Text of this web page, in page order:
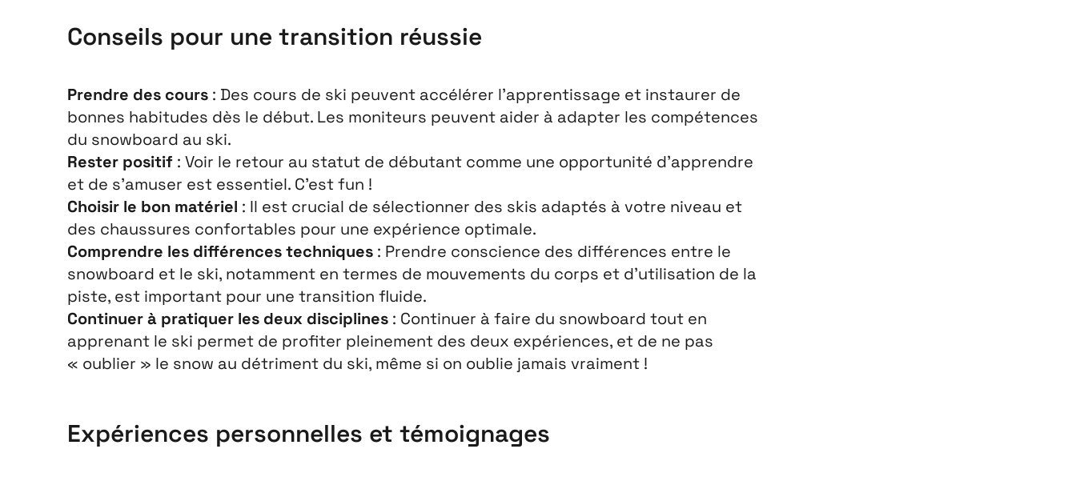
Conseils pour une transition réussie
Prendre des cours : Des cours de ski peuvent accélérer l’apprentissage et instaurer de
bonnes habitudes dès le début. Les moniteurs peuvent aider à adapter les compétences
du snowboard au ski.
Rester positif : Voir le retour au statut de débutant comme une opportunité d’apprendre
et de s’amuser est essentiel. C’est fun !
Choisir le bon matériel : Il est crucial de sélectionner des skis adaptés à votre niveau et
des chaussures confortables pour une expérience optimale.
Comprendre les différences techniques : Prendre conscience des différences entre le
snowboard et le ski, notamment en termes de mouvements du corps et d’utilisation de la
piste, est important pour une transition fluide.
Continuer à pratiquer les deux disciplines : Continuer à faire du snowboard tout en
apprenant le ski permet de profiter pleinement des deux expériences, et de ne pas
« oublier » le snow au détriment du ski, même si on oublie jamais vraiment !
Expériences personnelles et témoignages